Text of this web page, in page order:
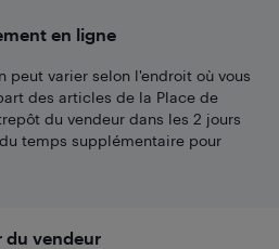
en ligne
peut varier selon l'endroit où vous
des articles de la Place de
du vendeur dans les 2 jours
temps supplémentaire pour
du vendeur